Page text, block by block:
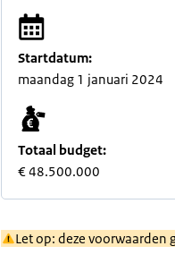
Startdatum:
maandag 1 januari 2024
Totaal budget:
€ 48.500.000
Let op: deze voorwaarden